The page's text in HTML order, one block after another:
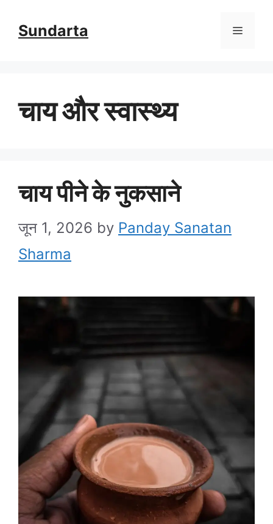
Sundarta Menu
चाय और स्वास्थ्य
चाय पीने के नुकसाने
जून 1, 2026 by Panday Sanatan
Sharma